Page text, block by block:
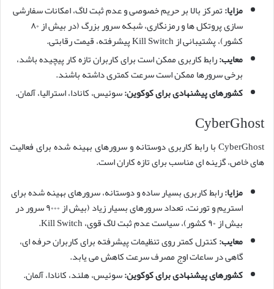
مزایا:تمرکز بالا بر حریم خصوصی و عدم ثبت لاگ، امکانات سفارشی
سازی پروتکل ها و رمزنگاری، شبکه سرور بزرگ (در بیش از ۸۰
کشور)، پشتیبانی از Kill Switch پیشرفته، قیمت رقابتی.
معایب:رابط کاربری ممکن است برای کاربران تازه کار پیچیده باشد،
برخی سرورها ممکن است سرعت کمتری داشته باشند.
کشورهای پیشنهادی برای کوکوین:سوئیس، کانادا، استرالیا، آلمان.
CyberGhost
CyberGhost با رابط کاربری دوستانه و سرورهای بهینه شده برای فعالیت
های خاص، گزینه ای مناسب برای تازه کاران است.
مزایا:رابط کاربری بسیار ساده و دوستانه، سرورهای بهینه شده برای
استریم و تورنت، تعداد سرورهای بسیار زیاد (بیش از ۹۰۰۰ سرور در
بیش از ۹۰ کشور)، سیاست عدم ثبت لاگ قوی، Kill Switch.
معایب:کنترل کمتر روی تنظیمات پیشرفته برای کاربران حرفه ای،
گاهی در ساعات اوج مصرف سرعت کاهش می یابد.
کشورهای پیشنهادی برای کوکوین:سوئیس، هلند، کانادا، آلمان.